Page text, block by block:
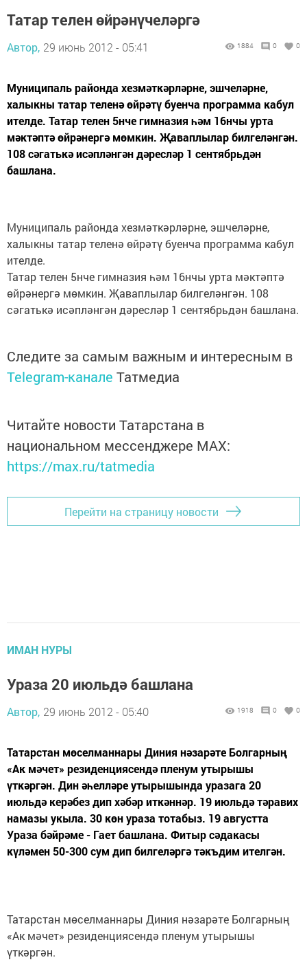
Татар телен өйрәнүчеләргә
Автор, 29 июнь 2012 - 05:41 1884 0 0
Муниципаль районда хезмәткәрләрне, эшчеләрне,
халыкны татар теленә өйрәтү буенча программа кабул
ителде. Татар телен 5нче гимназия һәм 16нчы урта
мәктәптә өйрәнергә мөмкин. Җаваплылар билгеләнгән.
108 сәгатькә исәпләнгән дәресләр 1 сентябрьдән
башлана.
Муниципаль районда хезмәткәрләрне, эшчеләрне,
халыкны татар теленә өйрәтү буенча программа кабул
ителде.
Татар телен 5нче гимназия һәм 16нчы урта мәктәптә
өйрәнергә мөмкин. Җаваплылар билгеләнгән. 108
сәгатькә исәпләнгән дәресләр 1 сентябрьдән башлана.
Следите за самым важным и интересным в
Telegram-канале Татмедиа
Читайте новости Татарстана в
национальном мессенджере MАХ:
https://max.ru/tatmedia
Перейти на страницу новости
ИМАН НУРЫ
Ураза 20 июльдә башлана
Автор, 29 июнь 2012 - 05:40 1918 0 0
Татарстан мөселманнары Диния нәзарәте Болгарның
«Ак мәчет» резиденциясендә пленум утырышы
үткәргән. Дин әһелләре утырышында уразага 20
июльдә керәбез дип хәбәр иткәннәр. 19 июльдә тәравих
намазы укыла. 30 көн ураза тотабыз. 19 августта
Ураза бәйрәме - Гает башлана. Фитыр сәдакасы
күләмен 50-300 сум дип билгеләргә тәкъдим ителгән.
Татарстан мөселманнары Диния нәзарәте Болгарның
«Ак мәчет» резиденциясендә пленум утырышы
үткәргән.